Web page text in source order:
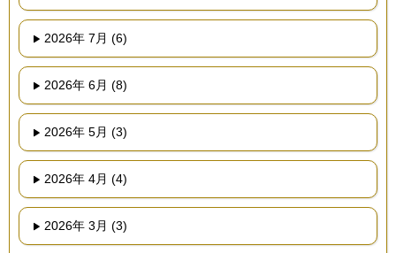
2026年 7月 (6)
2026年 6月 (8)
2026年 5月 (3)
2026年 4月 (4)
2026年 3月 (3)